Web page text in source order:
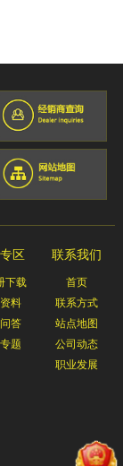
区
下载
料
答
题
联系我们
首页
联系方式
站点地图
公司动态
职业发展